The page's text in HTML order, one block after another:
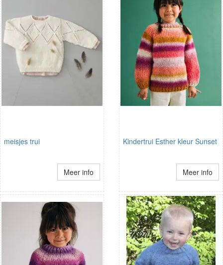
meisjes trui
Meer info
Kindertrui Esther kleur Sunset
Meer info